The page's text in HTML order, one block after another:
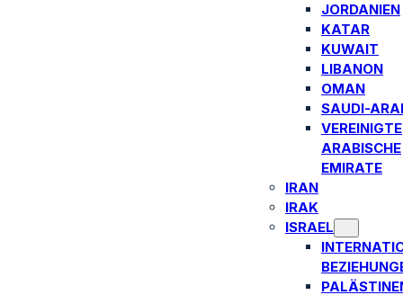
JORDANIEN
KATAR
KUWAIT
LIBANON
OMAN
SAUDI-
VEREINIGTE
ARABISCHE
EMIRATE
IRAN
IRAK
ISRAEL